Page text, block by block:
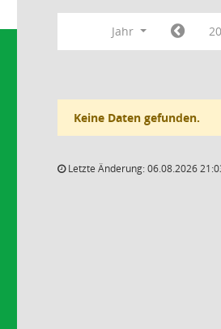
Jahr
Keine Daten gefunden.
Letzte Änderung: 06.08.2026